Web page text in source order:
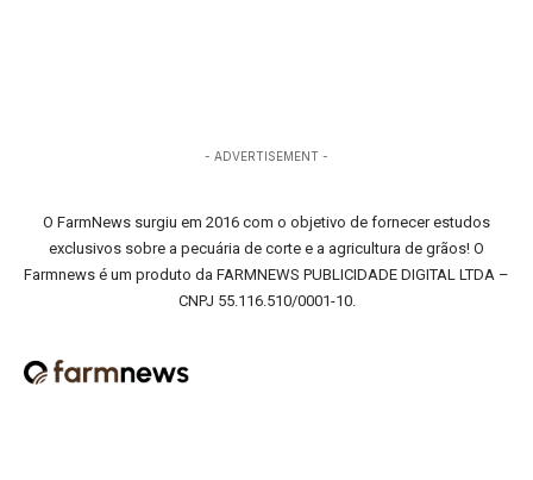
- ADVERTISEMENT -
O FarmNews surgiu em 2016 com o objetivo de fornecer estudos
exclusivos sobre a pecuária de corte e a agricultura de grãos! O
Farmnews é um produto da FARMNEWS PUBLICIDADE DIGITAL LTDA –
CNPJ 55.116.510/0001-10.